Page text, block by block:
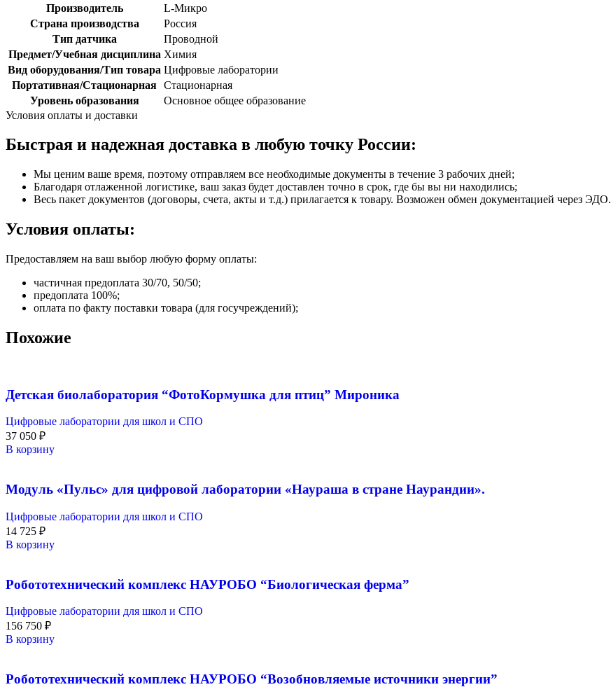
Производитель
L-Микро
Страна производства
Россия
Тип датчика
Проводной
Предмет/Учебная дисциплина Химия
Вид оборудования/Тип товара Цифровые лаборатории
Портативная/Стационарная Стационарная
Уровень образования
Основное общее образование
Условия оплаты и доставки
Быстрая и надежная доставка в любую точку России:
Мы ценим ваше время, поэтому отправляем все необходимые документы в течение 3 рабочих дней;
Благодаря отлаженной логистике, ваш заказ будет доставлен точно в срок, где бы вы ни находились;
Весь пакет документов (договоры, счета, акты и т.д.) прилагается к товару. Возможен обмен документацией через ЭДО.
Условия оплаты:
Предоставляем на ваш выбор любую форму оплаты:
частичная предоплата 30/70, 50/50;
предоплата 100%;
оплата по факту поставки товара (для госучреждений);
Похожие
Детская биолаборатория “ФотоКормушка для птиц” Мироника
Цифровые лаборатории для школ и СПО
37 050 ₽
В корзину
Модуль «Пульс» для цифровой лаборатории «Наураша в стране Наурандии».
Цифровые лаборатории для школ и СПО
14 725 ₽
В корзину
Робототехнический комплекс НАУРОБО “Биологическая ферма”
Цифровые лаборатории для школ и СПО
156 750 ₽
В корзину
Робототехнический комплекс НАУРОБО “Возобновляемые источники энергии”